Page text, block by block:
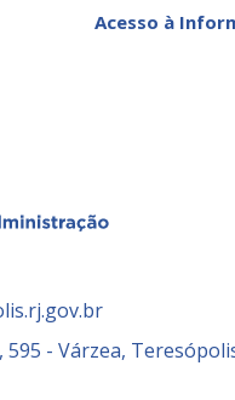
Acesso à
595 - Várzea,